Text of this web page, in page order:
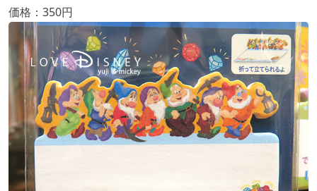
価格：350円